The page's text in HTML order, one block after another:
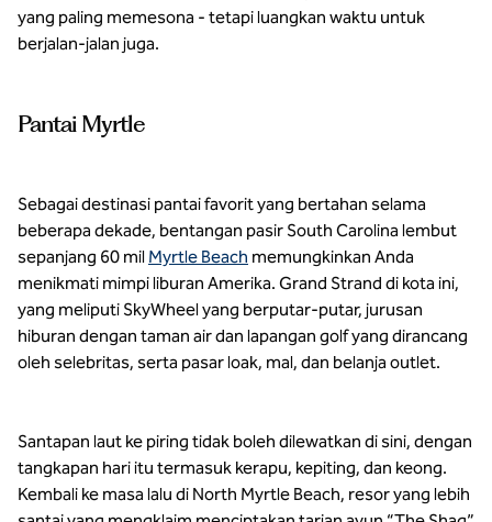
yang paling memesona - tetapi luangkan waktu untuk
berjalan-jalan juga.
Pantai Myrtle
Sebagai destinasi pantai favorit yang bertahan selama
beberapa dekade, bentangan pasir South Carolina lembut
sepanjang 60 mil Myrtle Beach memungkinkan Anda
menikmati mimpi liburan Amerika. Grand Strand di kota ini,
yang meliputi SkyWheel yang berputar-putar, jurusan
hiburan dengan taman air dan lapangan golf yang dirancang
oleh selebritas, serta pasar loak, mal, dan belanja outlet.
Santapan laut ke piring tidak boleh dilewatkan di sini, dengan
tangkapan hari itu termasuk kerapu, kepiting, dan keong.
Kembali ke masa lalu di North Myrtle Beach, resor yang lebih